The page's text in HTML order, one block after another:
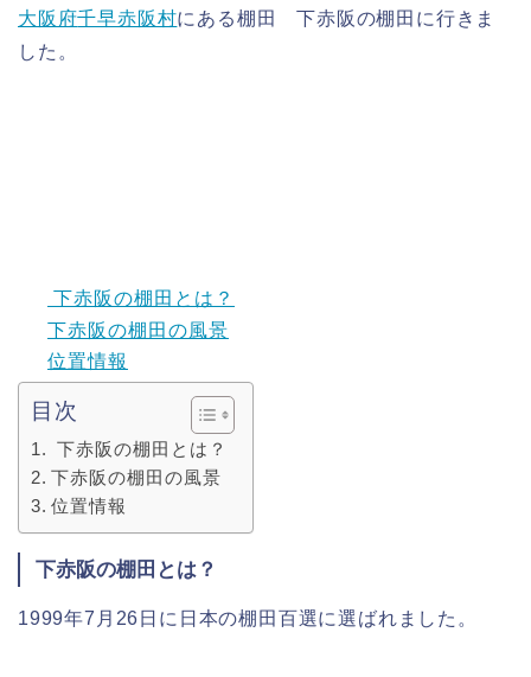
大阪府千早赤阪村にある棚田 下赤阪の棚田に行きま
した。
下赤阪の棚田とは？
下赤阪の棚田の風景
位置情報
目次
下赤阪の棚田とは？
下赤阪の棚田の風景
位置情報
下赤阪の棚田とは？
1999年7月26日に日本の棚田百選に選ばれました。